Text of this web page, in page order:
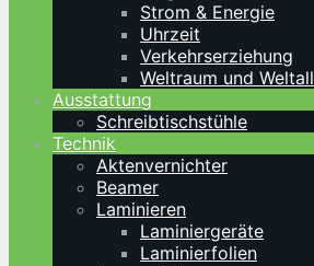
Strom & Energie
Uhrzeit
Verkehrserziehung
Weltraum und Weltall
Ausstattung
Schreibtischstühle
Technik
Aktenvernichter
Beamer
Laminieren
Laminiergeräte
Laminierfolien